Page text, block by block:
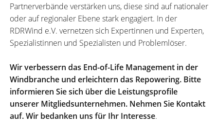
Partnerverbände verstärken uns, diese sind auf nationaler
oder auf regionaler Ebene stark engagiert. In der
RDRWind e.V. vernetzen sich Expertinnen und Experten,
Spezialistinnen und Spezialisten und Problemlöser.
Wir verbessern das End-of-Life Management in der
Windbranche und erleichtern das Repowering. Bitte
informieren Sie sich über die Leistungsprofile
unserer Mitgliedsunternehmen. Nehmen Sie Kontakt
auf. Wir bedanken uns für Ihr Interesse.